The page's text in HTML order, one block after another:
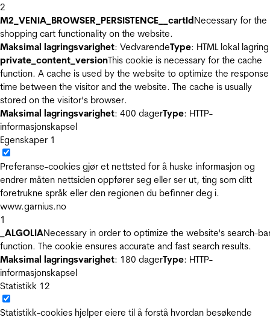
2
M2_VENIA_BROWSER_PERSISTENCE__cartIdNecessary for the
shopping cart functionality on the website.
Maksimal lagringsvarighet: VedvarendeType: HTML lokal lagring
private_content_versionThis cookie is necessary for the cache
function. A cache is used by the website to optimize the response
time between the visitor and the website. The cache is usually
stored on the visitor’s browser.
Maksimal lagringsvarighet: 400 dagerType: HTTP-
informasjonskapsel
Egenskaper 1
Preferanse-cookies gjør et nettsted for å huske informasjon og
endrer måten nettsiden oppfører seg eller ser ut, ting som ditt
foretrukne språk eller den regionen du befinner deg i.
www.garnius.no
1
_ALGOLIANecessary in order to optimize the website's search-
function. The cookie ensures accurate and fast search results.
Maksimal lagringsvarighet: 180 dagerType: HTTP-
informasjonskapsel
Statistikk 12
Statistikk-cookies hjelper eiere til å forstå hvordan besøkende